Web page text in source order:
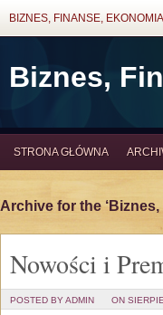
BIZNES, FINANSE, EKONOMIA
Biznes,
STRONA GŁÓWNA
Archive for the
Nowości i
POSTED BY ADMIN ON